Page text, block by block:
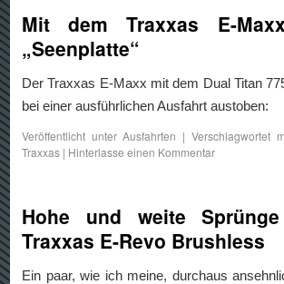
Mit dem Traxxas E-
„Seenplatte“
Der Traxxas E-Maxx mit dem Dual Titan
bei einer ausführlichen Ausfahrt austoben:
Veröffentlicht unter Ausfahrten | Verschlagwortet
Traxxas | Hinterlasse einen Kommentar
Hohe und weite
Traxxas E-Revo Brushless
Ein paar, wie ich meine, durchaus